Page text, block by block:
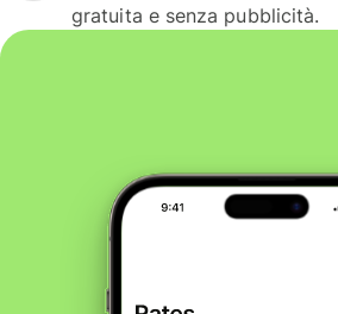
gratuita e senza pubblicità.